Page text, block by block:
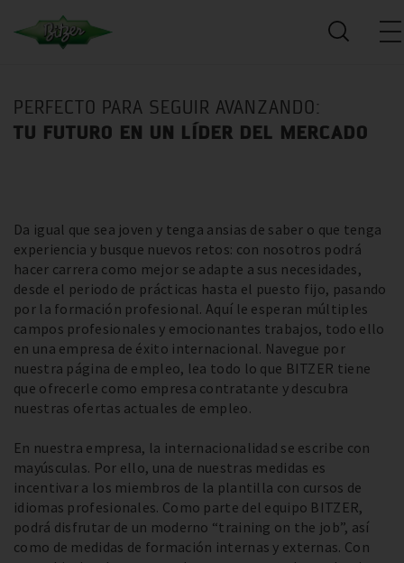
PERFECTO PARA SEGUIR AVANZANDO:
TU FUTURO EN UN LÍDER DEL MERCADO
Da igual que sea joven y tenga ansias de saber o que tenga
experiencia y busque nuevos retos: con nosotros podrá
hacer carrera como mejor se adapte a sus necesidades,
desde el periodo de prácticas hasta el puesto fijo, pasando
por la formación profesional. Aquí le esperan múltiples
campos profesionales y emocionantes trabajos, todo ello
en una empresa de éxito internacional. Navegue por
nuestra página de empleo, lea todo lo que BITZER tiene
que ofrecerle como empresa contratante y descubra
nuestras ofertas actuales de empleo.
En nuestra empresa, la internacionalidad se escribe con
mayúsculas. Por ello, una de nuestras medidas es
incentivar a los miembros de la plantilla con cursos de
idiomas profesionales. Como parte del equipo BITZER,
podrá disfrutar de un moderno “training on the job”, así
como de medidas de formación internas y externas. Con